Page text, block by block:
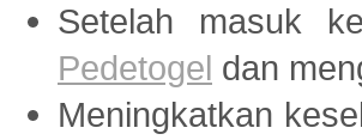
Setelah masuk
Pedetogel dan
Meningkatkan